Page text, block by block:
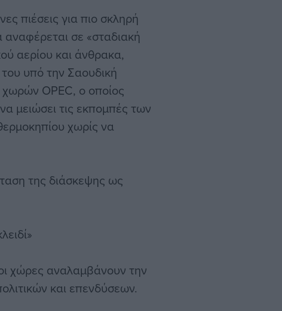
πιέσεις για πιο σκληρή
σε «σταδιακή
αερίου και άνθρακα,
υπό την Σαουδική
OPEC, ο οποίος
μειώσει τις εκπομπές των
χωρίς να
της διάσκεψης ως
χώρες αναλαμβάνουν την
και επενδύσεων.